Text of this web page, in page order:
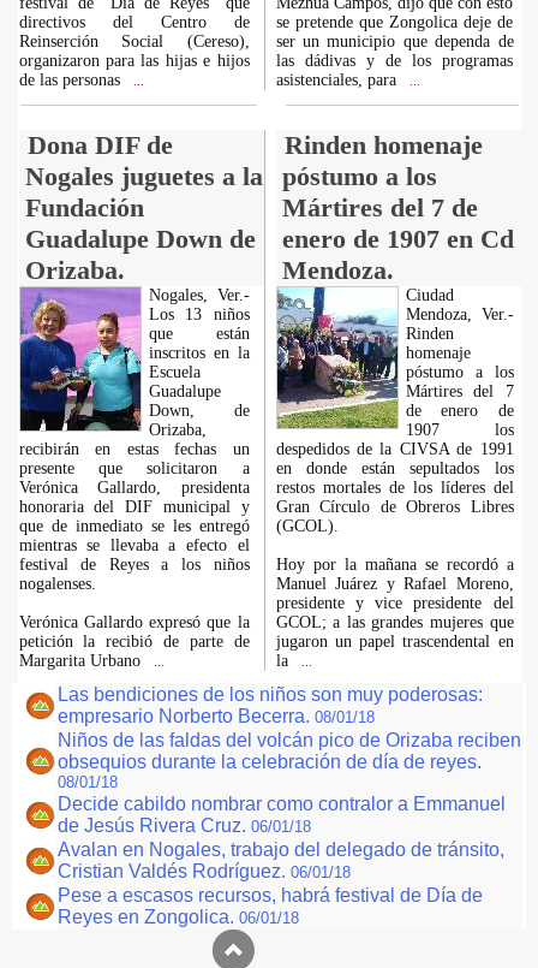
directivos del Centro de
Reinserción Social (Cereso),
organizaron para las hijas e hijos
de las personas
se pretende que Zongolica deje de
ser un municipio que dependa de
las dádivas y de los programas
asistenciales, para
Dona DIF de
Nogales juguetes a la
Fundación
Guadalupe Down de
Orizaba.
Rinden homenaje
póstumo a los
Mártires del 7 de
enero de 1907 en Cd
Mendoza.
Nogales, Ver.-
Los 13 niños
que están
inscritos en la
Escuela
Guadalupe
Down, de
Orizaba,
recibirán en estas fechas un
presente que solicitaron a
Verónica Gallardo, presidenta
honoraria del DIF municipal y
que de inmediato se les entregó
mientras se llevaba a efecto el
festival de Reyes a los niños
nogalenses.
Verónica Gallardo expresó que la
petición la recibió de parte de
Margarita Urbano
Ciudad
Mendoza, Ver.-
Rinden
homenaje
póstumo a los
Mártires del 7
de enero de
1907 los
despedidos de la CIVSA de 1991
en donde están sepultados los
restos mortales de los líderes del
Gran Círculo de Obreros Libres
(GCOL).
Hoy por la mañana se recordó a
Manuel Juárez y Rafael Moreno,
presidente y vice presidente del
GCOL; a las grandes mujeres que
jugaron un papel trascendental en
la
Las bendiciones de los niños son muy poderosas:
empresario Norberto Becerra. 08/01/18
Niños de las faldas del volcán pico de Orizaba reciben
obsequios durante la celebración de día de reyes.
08/01/18
Decide cabildo nombrar como contralor a Emmanuel
de Jesús Rivera Cruz. 06/01/18
Avalan en Nogales, trabajo del delegado de tránsito,
Cristian Valdés Rodríguez. 06/01/18
Pese a escasos recursos, habrá festival de Día de
Reyes en Zongolica. 06/01/18